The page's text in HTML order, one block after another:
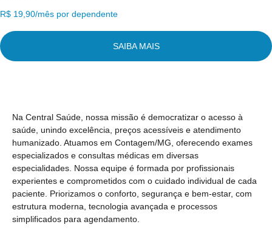
R$ 19,90/mês por dependente
SAIBA MAIS
Na Central Saúde, nossa missão é democratizar o acesso à
saúde, unindo excelência, preços acessíveis e atendimento
humanizado. Atuamos em Contagem/MG, oferecendo exames
especializados e consultas médicas em diversas
especialidades. Nossa equipe é formada por profissionais
experientes e comprometidos com o cuidado individual de cada
paciente. Priorizamos o conforto, segurança e bem-estar, com
estrutura moderna, tecnologia avançada e processos
simplificados para agendamento.